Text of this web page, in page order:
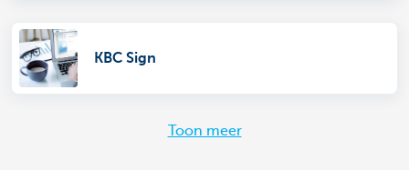
KBC Sign
Toon meer